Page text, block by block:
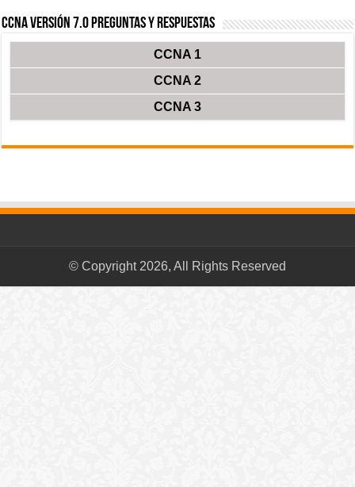
CCNA Versión 7.0 Preguntas y Respuestas
CCNA 1
CCNA 2
CCNA 3
© Copyright 2026, All Rights Reserved